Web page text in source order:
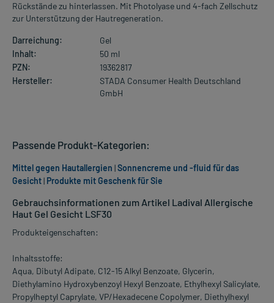
Rückstände zu hinterlassen. Mit Photolyase und 4-fach Zellschutz
zur Unterstützung der Hautregeneration.
Darreichung:
Gel
Inhalt:
50 ml
PZN:
19362817
Hersteller:
STADA Consumer Health Deutschland
GmbH
Gebrauchsinformationen zum Artikel Ladival Allergische
Haut Gel Gesicht LSF30
Produkteigenschaften:
Inhaltsstoffe:
Aqua, Dibutyl Adipate, C12-15 Alkyl Benzoate, Glycerin,
Diethylamino Hydroxybenzoyl Hexyl Benzoate, Ethylhexyl Salicylate,
Propylheptyl Caprylate, VP/Hexadecene Copolymer, Diethylhexyl
Passende Produkt-Kategorien:
Mittel gegen Hautallergien |Sonnencreme und -fluid für das
Gesicht| Produkte mit Geschenk für Sie